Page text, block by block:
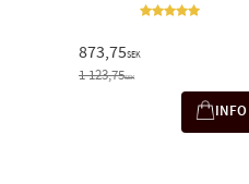
873,75SEK
1 123,75SEK
INFO